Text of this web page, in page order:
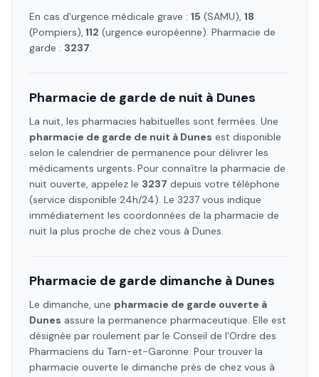
En cas d'urgence médicale grave : 15 (SAMU), 18
(Pompiers), 112 (urgence européenne). Pharmacie de
garde : 3237.
Pharmacie de garde de nuit à Dunes
La nuit, les pharmacies habituelles sont fermées. Une
pharmacie de garde de nuit à Dunes est disponible
selon le calendrier de permanence pour délivrer les
médicaments urgents. Pour connaître la pharmacie de
nuit ouverte, appelez le 3237 depuis votre téléphone
(service disponible 24h/24). Le 3237 vous indique
immédiatement les coordonnées de la pharmacie de
nuit la plus proche de chez vous à Dunes.
Pharmacie de garde dimanche à Dunes
Le dimanche, une pharmacie de garde ouverte à
Dunes assure la permanence pharmaceutique. Elle est
désignée par roulement par le Conseil de l'Ordre des
Pharmaciens du Tarn-et-Garonne. Pour trouver la
pharmacie ouverte le dimanche près de chez vous à